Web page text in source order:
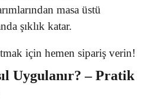
masa üstü
şıklık katar.
için hemen sipariş verin!
Uygulanır? – Pratik